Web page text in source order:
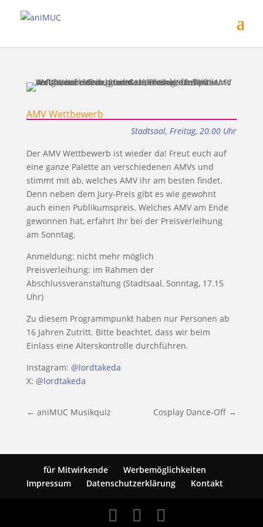
AMV Wettbewerb
Stadtsaal, Freitag, 20.00 Uhr
Der AMV Wettbewerb ist wieder da! Freut euch auf
eine ganze Palette an verschiedenen AMVs und
stimmt mit ab, welches AMV ihr am besten findet.
Denn neben dem Jury-Preis gibt es wie gewohnt
auch einen Publikumspreis. Welches AMV am Ende
gewonnen hat, erfahrt Ihr bei der Preisverleihung
am Sonntag.
Anmeldung: nicht mehr möglich
Preisverleihung: im Rahmen der
Abschlussveranstaltung (Stadtsaal, Sonntag, 17.15
Uhr)
Zu diesem Programmpunkt haben nur Personen ab
16 Jahren Zutritt. Bitte beachtet, dass wir beim
Einlass eine Alterskontrolle durchführen.
Instagram: @lordtakeda
X: @lordtakeda
← aniMUC Musikquiz Cosplay Dance-Off →
für Mitwirkende
Werbemöglichkeiten
Impressum
Datenschutzerklärung Kontakt